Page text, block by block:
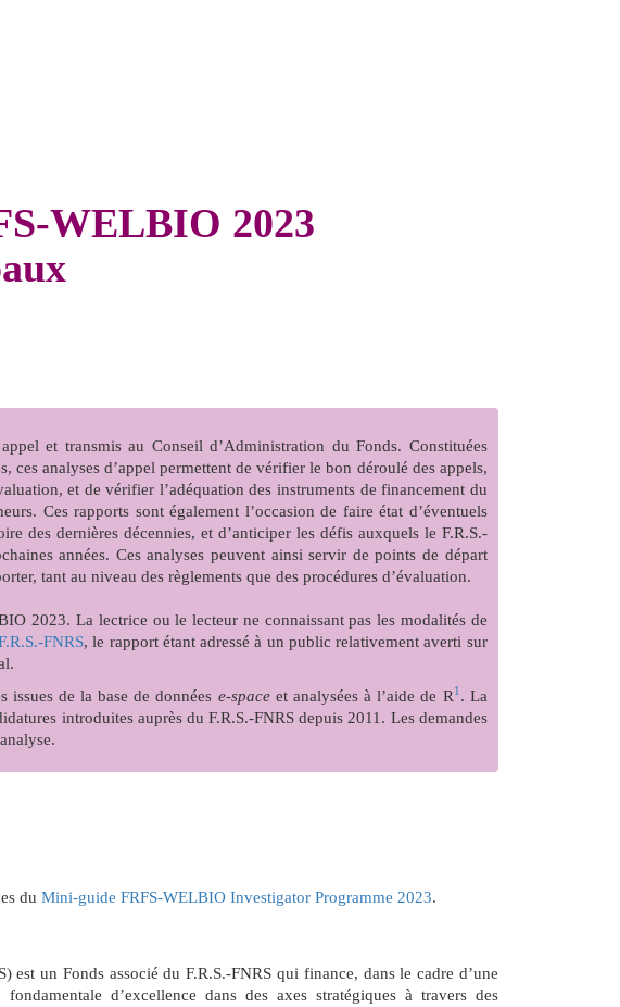
WELBIO 2023
et transmis au Conseil d’Administration du Fonds. Constituées
ces analyses d’appel permettent de vérifier le bon déroulé des appels,
et de vérifier l’adéquation des instruments de financement du
Ces rapports sont également l’occasion de faire état d’éventuels
des dernières décennies, et d’anticiper les défis auxquels le F.R.S.-
années. Ces analyses peuvent ainsi servir de points de départ
tant au niveau des règlements que des procédures d’évaluation.
2023. La lectrice ou le lecteur ne connaissant pas les modalités de
FNRS, le rapport étant adressé à un public relativement averti sur
issues de la base de données e-spaceet analysées à l’aide de R1 . La
introduites auprès du F.R.S.-FNRS depuis 2011. Les demandes
du Mini-guide FRFS-WELBIO Investigator Programme 2023.
est un Fonds associé du F.R.S.-FNRS qui finance, dans le cadre d’une
d’excellence dans des axes stratégiques à travers des